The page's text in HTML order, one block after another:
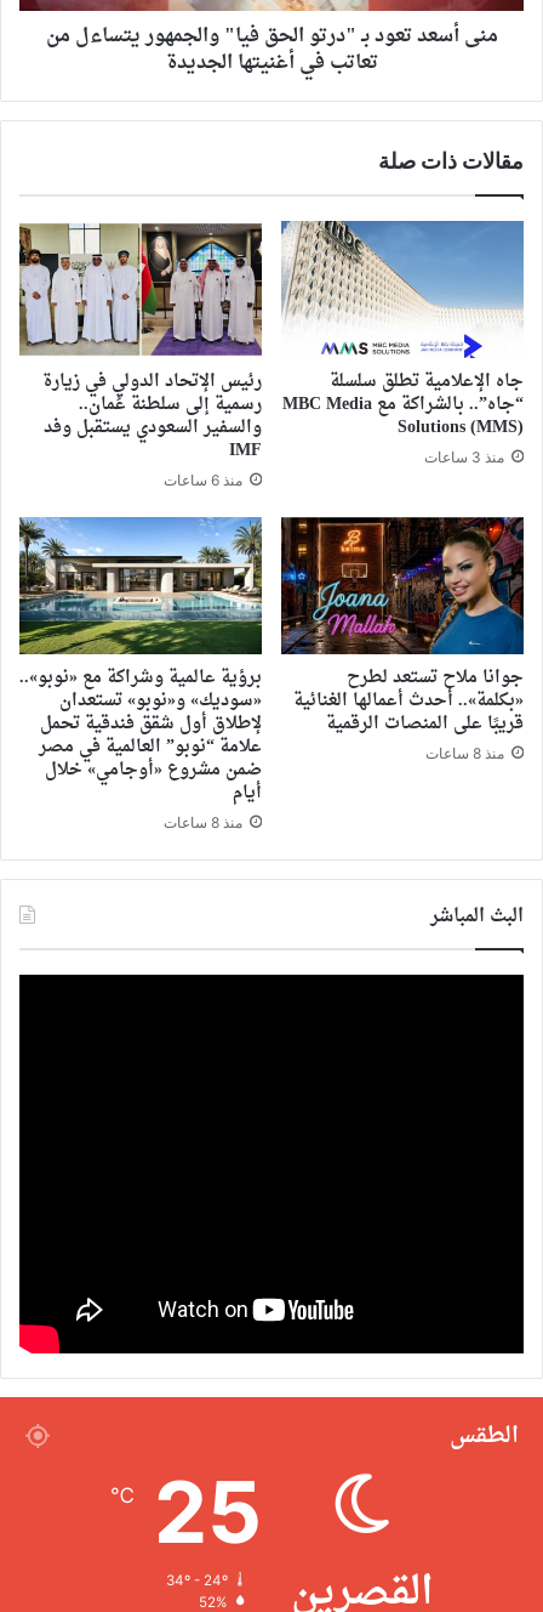
منى أسعد تعود بـ "درتو الحق فيا" والجمهور يتساءل من
تعاتب في أغنيتها الجديدة
مقالات ذات صلة
جاه الإعلامية تطلق سلسلة
“جاه”.. بالشراكة مع MBC Media
Solutions (MMS)
منذ 3 ساعات
رئيس الإتحاد الدولي في زيارة
رسمية إلى سلطنة عُمان..
والسفير السعودي يستقبل وفد
IMF
منذ 6 ساعات
جوانا ملاح تستعد لطرح
«بكلمة».. أحدث أعمالها الغنائية
قريبًا على المنصات الرقمية
منذ 8 ساعات
برؤية عالمية وشراكة مع «نوبو»..
«سوديك» و«نوبو» تستعدان
لإطلاق أول شقق فندقية تحمل
علامة “نوبو” العالمية في مصر
ضمن مشروع «أوجامي» خلال
أيام
منذ 8 ساعات
البث المباشر
الطقس
القصرين
25
℃
34º - 24º
52%